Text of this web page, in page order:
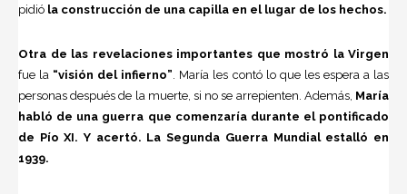
pidió la construcción de una capilla en el lugar de los hechos.
Otra de las revelaciones importantes que mostró la Virgen
fue la “visión del infierno”. María les contó lo que les espera a las
personas después de la muerte, si no se arrepienten. Además, María
habló de una guerra que comenzaría durante el pontificado
de Pío XI. Y acertó. La Segunda Guerra Mundial estalló en
1939.